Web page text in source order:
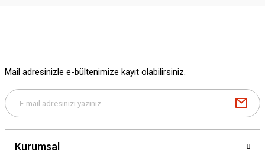
Bu ürüne benzer farklı alternatifler olmalı.
Mail adresinizle e-bültenimize kayıt olabilirsiniz.
Kurumsal